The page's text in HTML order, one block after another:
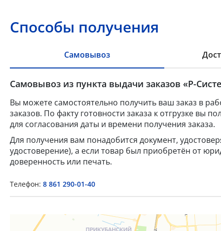
Способы получения
Самовывоз
Самовывоз из пункта выдачи заказов «Р-
Вы можете самостоятельно получить ваш заказ в
заказов. По факту готовности заказа к отгрузке вы
для согласования даты и времени получения заказа.
Для получения вам понадобится документ,
удостоверение), а если товар был приобретён от
доверенность или печать.
Телефон: 8 861 290-01-40